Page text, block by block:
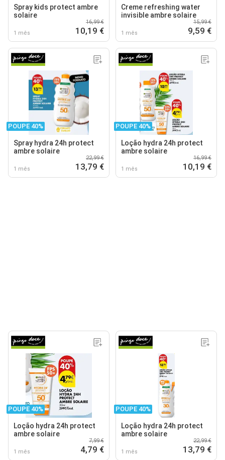
Spray kids protect ambre
solaire
1 mês
16,99 €
10,19 €
Creme refreshing water
invisible ambre solaire
1 mês
15,99 €
9,59 €
POUPE 40%
Spray hydra 24h protect
ambre solaire
1 mês
22,99 €
13,79 €
POUPE 40%
Loção hydra 24h protect
ambre solaire
1 mês
16,99 €
10,19 €
POUPE 40%
Loção hydra 24h protect
ambre solaire
1 mês
7,99 €
4,79 €
POUPE 40%
Loção hydra 24h protect
ambre solaire
1 mês
22,99 €
13,79 €